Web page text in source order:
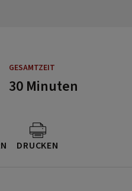
GESAMTZEIT
30 Minuten
DRUCKEN